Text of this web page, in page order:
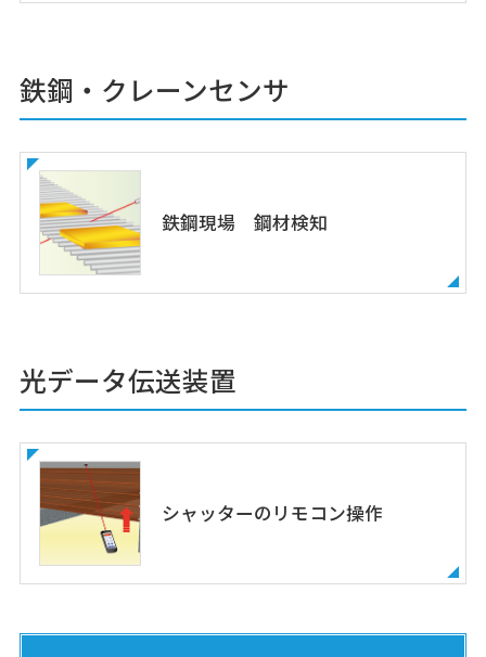
鉄鋼・クレーンセンサ
鉄鋼現場 鋼材検知
光データ伝送装置
シャッターのリモコン操作